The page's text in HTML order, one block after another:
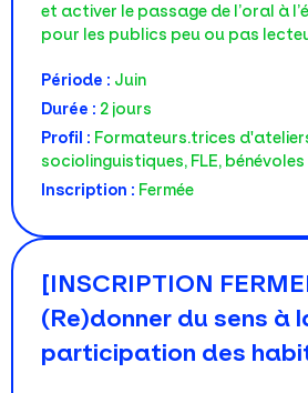
et activer le passage de l’oral à
pour les publics peu ou pas
Période : Juin
Durée : 2 jours
Profil : Formateurs.trices
sociolinguistiques, FLE, bénévoles
Inscription : Fermée
[INSCRIPTION FERMEE]
(Re)donner du sens à
participation des